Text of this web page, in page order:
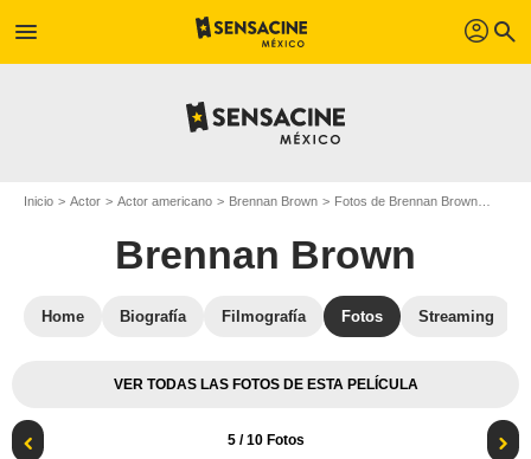
menu profil search
Inicio Actor Actor americano Brennan Brown Fotos de Brennan Brown
Brennan Brown
Home Biografía Filmografía Fotos Streaming
VER TODAS LAS FOTOS DE ESTA PELÍCULA
5/ 10 Fotos